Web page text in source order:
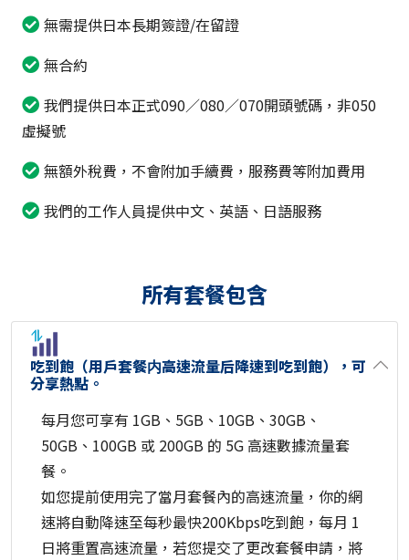
無需提供日本長期簽證/在留證
無合約
我們提供日本正式090／080／070開頭號碼，非050
虛擬號
無額外稅費，不會附加手續費，服務費等附加費用
我們的工作人員提供中文、英語、日語服務
所有套餐包含
吃到飽（用戶套餐内高速流量后降速到吃到飽），可
分享熱點。
每月您可享有 1GB、5GB、10GB、30GB、
50GB、100GB 或 200GB 的 5G 高速數據流量套
餐。
如您提前使用完了當月套餐內的高速流量，你的網
速將自動降速至每秒最快200Kbps吃到飽，每月 1
日將重置高速流量，若您提交了更改套餐申請，將